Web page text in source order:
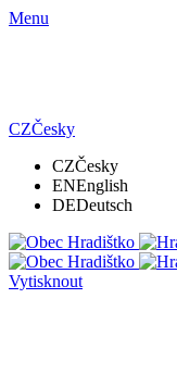
Menu
CZČesky
CZČesky
ENEnglish
DEDeutsch
Vytisknout